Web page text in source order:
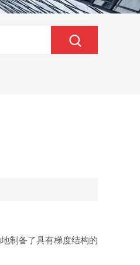
制备了具有梯度结构的